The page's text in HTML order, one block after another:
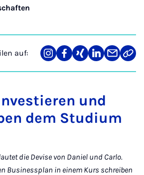
auf:
Teilen
auf
Teilen
auf
Teilen
auf
Teilen
auf
Teilen
über
Link
und
dem Studium
die Devise von Daniel und Carlo.
Businessplan in einem Kurs schreiben